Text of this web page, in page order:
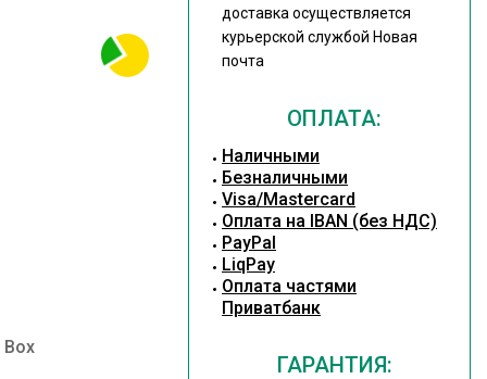
доставка осуществляется
курьерской службой Новая
почта
ОПЛАТА:
Наличными
Безналичными
Visa/Mastercard
Оплата на IBAN (без НДС)
PayPal
LiqPay
Оплата частями
Приватбанк
ГАРАНТИЯ: